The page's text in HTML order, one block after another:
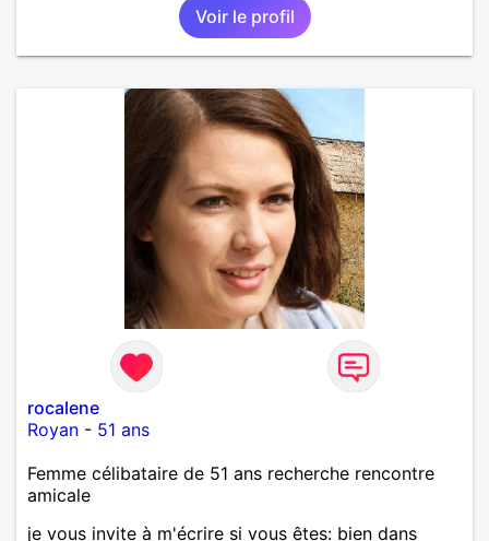
Voir le profil
rocalene
Royan - 51 ans
Femme célibataire de 51 ans recherche rencontre
amicale
je vous invite à m'écrire si vous êtes: bien dans